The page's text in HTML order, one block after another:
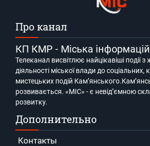
Про канал
КП КМР - Міська
Телеканал висвітлює найцікавіші події з
діяльності міської влади до соціальних,
мистецьких подій
розвивається. «МІС» - є невід’ємною
розвитку.
Дополнительно
Контакты